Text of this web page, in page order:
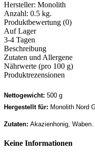
Hersteller: Monolith
Anzahl: 0.5 kg.
Produktbewertung (0)
Auf Lager
3-4 Tagen
Beschreibung
Zutaten und Allergene
Nährwerte (pro 100 g)
Produktrezensionen
Nettogewicht: 500 g
Hergestellt für: Monolith Nord
Zutaten: Akazienhonig, Waben.
Keine Informationen